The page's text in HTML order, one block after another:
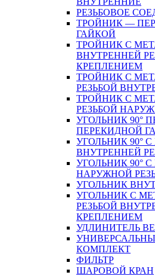
РЕЗЬБОВОЕ
ТРОЙНИК —
ГАЙКОЙ
ТРОЙНИК С
ВНУТРЕННЕЙ
КРЕПЛЕНИЕМ
ТРОЙНИК С
РЕЗЬБОЙ
ТРОЙНИК С
РЕЗЬБОЙ
УГОЛЬНИК 90°
ПЕРЕКИДНОЙ
УГОЛЬНИК 90°
ВНУТРЕННEЙ
УГОЛЬНИК 90°
НАРУЖНОЙ
УГОЛЬНИК
УГОЛЬНИК С
РЕЗЬБОЙ
КРЕПЛЕНИЕМ
УДЛИНИТЕЛЬ
КОМПЛЕКТ
ФИЛЬТР
ШАРОВОЙ КРАН